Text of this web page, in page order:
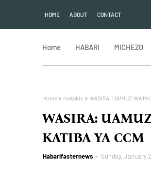
HOME ABOUT CONTACT
Home HABARI MICHEZO
Home matukio WASIRA: UAMUZI WA
WASIRA:
KATIBA YA CCM
Habarifasternews Sunday, January